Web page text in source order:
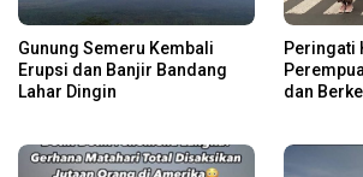
Gunung Semeru Kembali
Erupsi dan Banjir Bandang
Lahar Dingin
Peringati
dan